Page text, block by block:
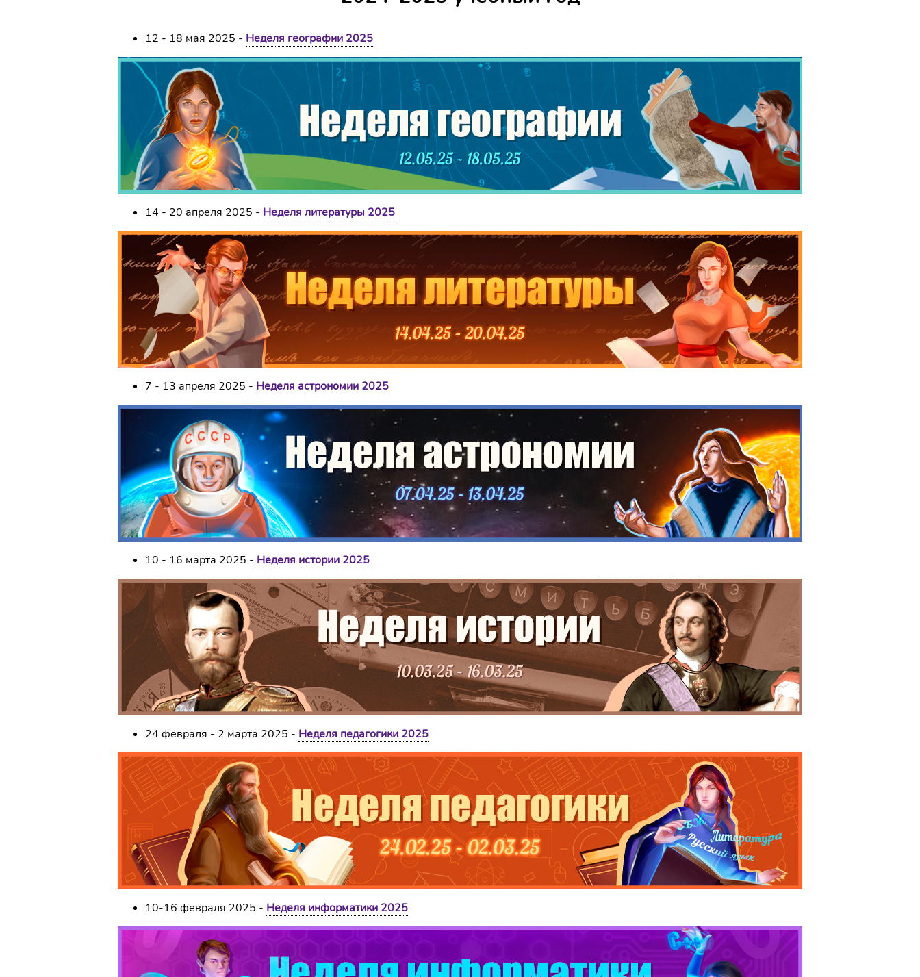
12 - 18 мая 2025 - Неделя географии 2025
14 - 20 апреля 2025 - Неделя литературы 2025
7 - 13 апреля 2025 - Неделя астрономии 2025
10 - 16 марта 2025 - Неделя истории 2025
24 февраля - 2 марта 2025 - Неделя педагогики 2025
10-16 февраля 2025 - Неделя информатики 2025